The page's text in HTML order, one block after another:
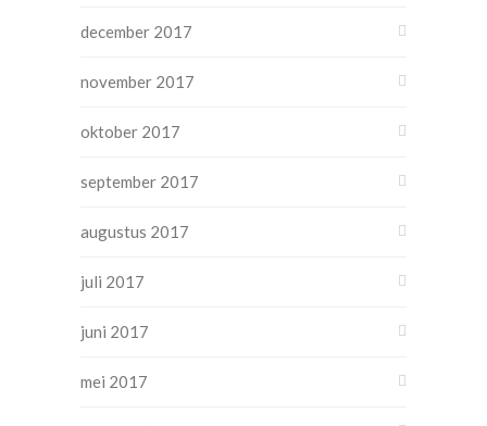
december 2017
november 2017
oktober 2017
september 2017
augustus 2017
juli 2017
juni 2017
mei 2017